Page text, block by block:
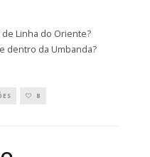
Linha do Oriente?
dentro da Umbanda?
8